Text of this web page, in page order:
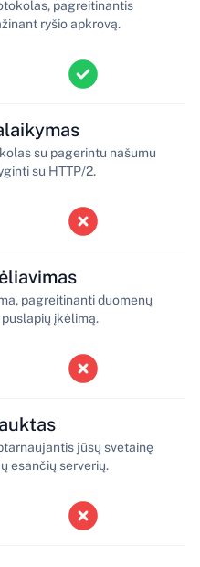
pagreitinantis
ryšio apkrovą.
su pagerintu našumu
su HTTP/2.
pagreitinanti duomenų
įkėlimą.
jūsų svetainę
esančių serverių.